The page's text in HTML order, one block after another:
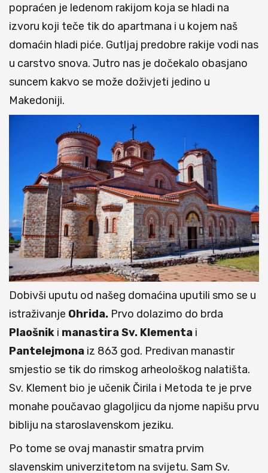
popraćen je ledenom rakijom koja se hladi na
izvoru koji teče tik do apartmana i u kojem naš
domaćin hladi piće. Gutljaj predobre rakije vodi nas
u carstvo snova. Jutro nas je dočekalo obasjano
suncem kakvo se može doživjeti jedino u
Makedoniji.
Dobivši uputu od našeg domaćina uputili smo se u
istraživanje Ohrida. Prvo dolazimo do brda
Plaošnik i manastira Sv. Klementa i
Pantelejmona iz 863 god. Predivan manastir
smjestio se tik do rimskog arheološkog nalatišta.
Sv. Klement bio je učenik Čirila i Metoda te je prve
monahe poučavao glagoljicu da njome napišu prvu
bibliju na staroslavenskom jeziku.
Po tome se ovaj manastir smatra prvim
slavenskim univerzitetom na svijetu. Sam Sv.